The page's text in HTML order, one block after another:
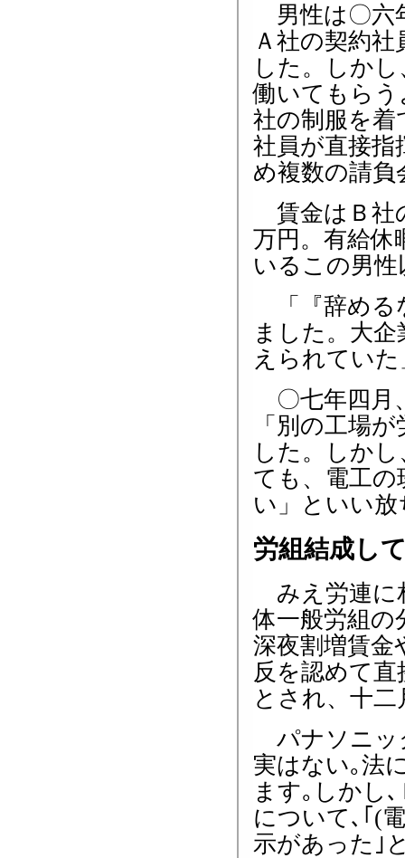
男性は〇六
Ａ社の契約
した。しか
働いてもら
社の制服を
社員が直接指
め複数の請
賃金はＢ社
万円。有給休
いるこの男
「『辞める
ました。大
えられていた
〇七年四月
「別の工場
した。しか
ても、電工
い」といい
労組結成し
みえ労連に
体一般労組の
深夜割増賃金
反を認めて
とされ、十
パナソニッ
実はない｡法
ます｡しかし
について､｢(
示があった｣